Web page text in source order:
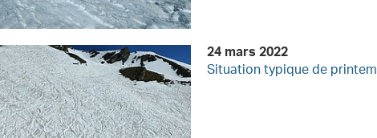
24 mars 2022
Situation typique de